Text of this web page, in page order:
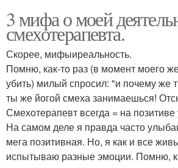
3 мифа о моей
смехотерапевта.
Скорее, мифыиреальность.
Помню, как-то раз (в момент моего
убить) милый спросил: "и почему же
ты же йогой смеха занимаешься!
Смехотерапевт всегда = на
На самом деле я правда часто
мега позитивная. Но, я как и все
испытываю разные эмоции. Помню,